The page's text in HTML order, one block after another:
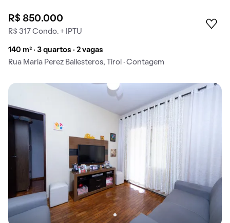
R$ 850.000
R$ 317 Condo. + IPTU
140 m² · 3 quartos · 2 vagas
Rua Maria Perez Ballesteros, Tirol · Contagem